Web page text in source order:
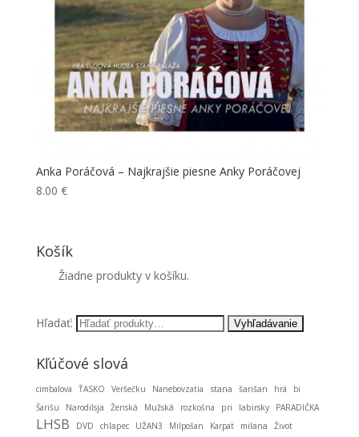
Anka Poráčová – Najkrajšie piesne Anky Poráčovej
8.00 €
Košík
Žiadne produkty v košíku.
Hľadať:
Kľúčové slová
cimbalova ŤASKO Veršečku Nanebovzatia stana šarišan hrá
bi
Šarišu
Narodilsja Ženská Mužská rozkošna pri labirsky PARADIČKA
LHSB DVD chlapec UŽAN3 Milpošan Karpat milana
Život